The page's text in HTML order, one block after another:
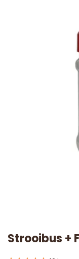
Strooibus +